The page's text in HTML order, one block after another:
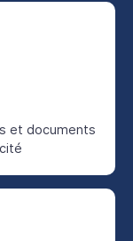
et documents